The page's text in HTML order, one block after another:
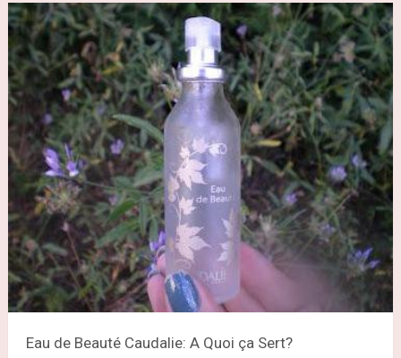
Eau de Beauté Caudalie: A Quoi ça Sert?